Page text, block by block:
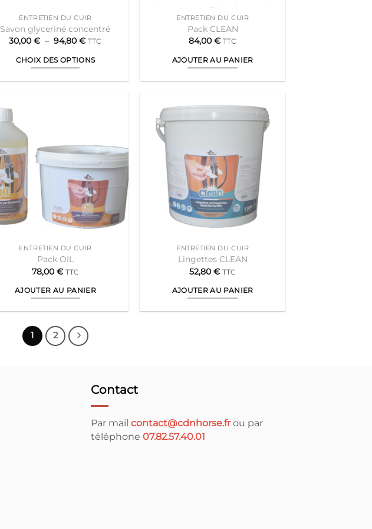
du
produit
du
produit
ENTRETIEN DU CUIR
Savon glyceriné concentré
30,00€ – 94,80€Plage
prix :
30,00 €
94,80 €
TTC
CHOIX DES OPTIONS
Les
options
peuvent
être
choisies
sur
la
du
produit
ENTRETIEN DU CUIR
Pack CLEAN
84,00€ TTC
AJOUTER AU PANIER
ENTRETIEN DU CUIR
Pack OIL
78,00€ TTC
AJOUTER AU PANIER
ENTRETIEN DU CUIR
Lingettes CLEAN
52,80€ TTC
AJOUTER AU PANIER
1 2
Contact
Par mail contact@cdnhorse.frou par
téléphone 07.82.57.40.01